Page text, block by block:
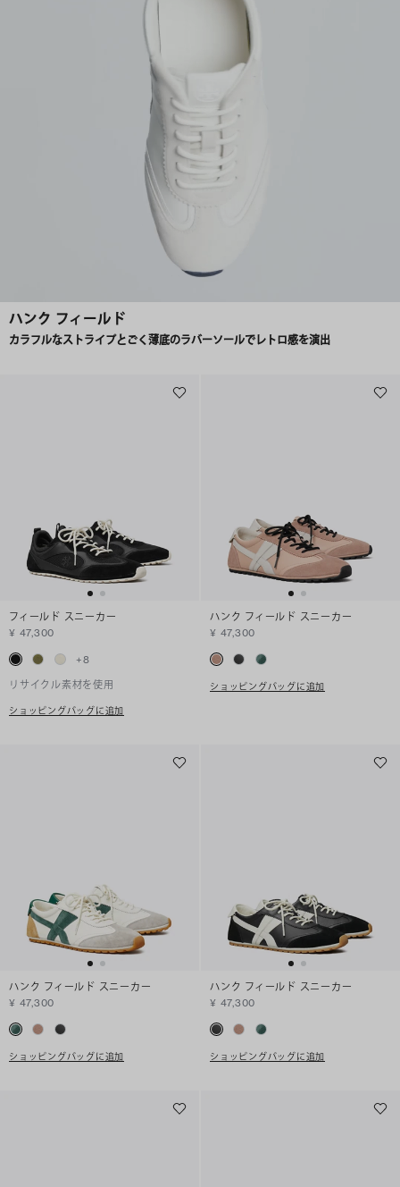
ハンク フィールド
カラフルなストライプとごく薄底のラバーソールでレトロ感を演出
フィールド スニーカー
¥ 47,300
+8
リサイクル素材を使用
ショッピングバッグに追加
ハンク フィールド スニーカー
¥ 47,300
ショッピングバッグに追加
ハンク フィールド スニーカー
¥ 47,300
ショッピングバッグに追加
ハンク フィールド スニーカー
¥ 47,300
ショッピングバッグに追加